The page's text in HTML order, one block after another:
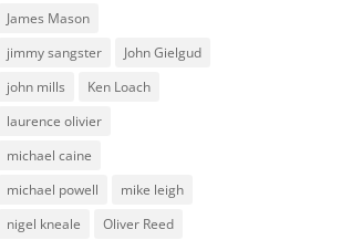
James Mason
jimmy sangster
John Gielgud
john mills
Ken Loach
laurence olivier
michael caine
michael powell
mike leigh
nigel kneale
Oliver Reed